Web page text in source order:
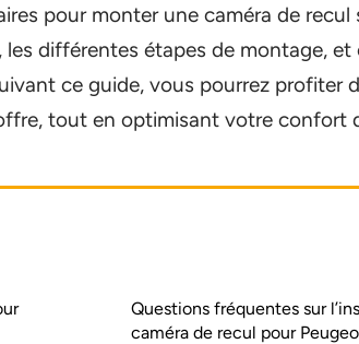
pour monter une caméra de
les différentes étapes de montage,
ce guide, vous pourrez profiter
tout en optimisant votre confort
Questions fréquentes sur
caméra de recul pour